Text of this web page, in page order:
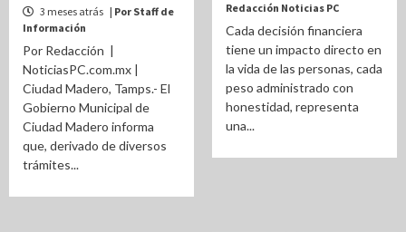
3 meses atrás | Por Staff de
Información
Por Redacción |
NoticiasPC.com.mx |
Ciudad Madero, Tamps.- El
Gobierno Municipal de
Ciudad Madero informa
que, derivado de diversos
trámites...
Redacción Noticias PC
Cada decisión financiera
tiene un impacto directo en
la vida de las personas, cada
peso administrado con
honestidad, representa
una...